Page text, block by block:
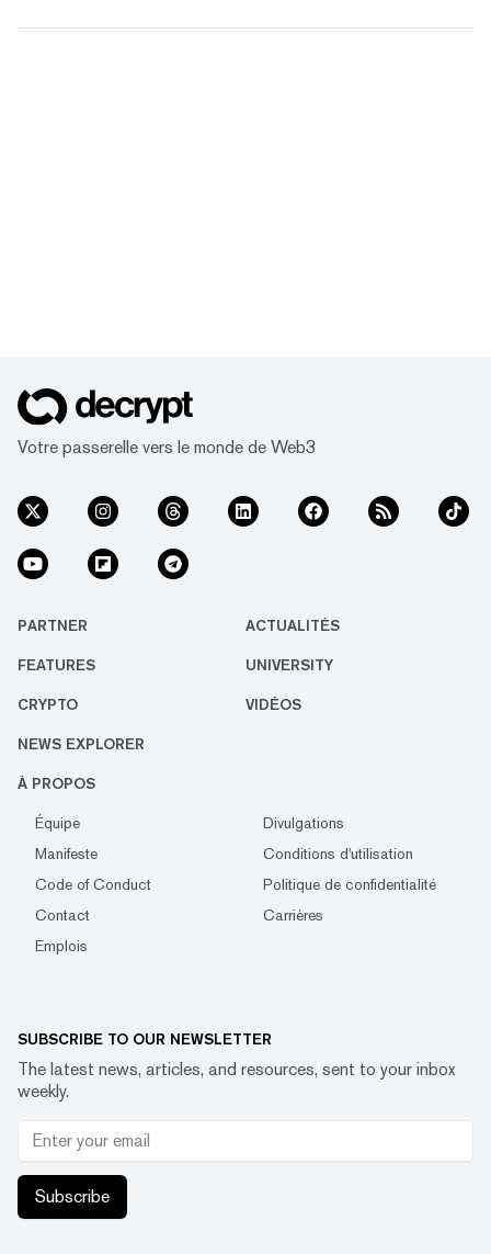
Votre passerelle vers le monde de Web3
PARTNER ACTUALITÉS
FEATURES UNIVERSITY
CRYPTO VIDÉOS
NEWS EXPLORER
À PROPOS
Équipe
Divulgations
Manifeste
Conditions d'utilisation
Code of Conduct
Politique de confidentialité
Contact
Carrières
Emplois
SUBSCRIBE TO OUR NEWSLETTER
The latest news, articles, and resources, sent to your inbox
weekly.
Subscribe